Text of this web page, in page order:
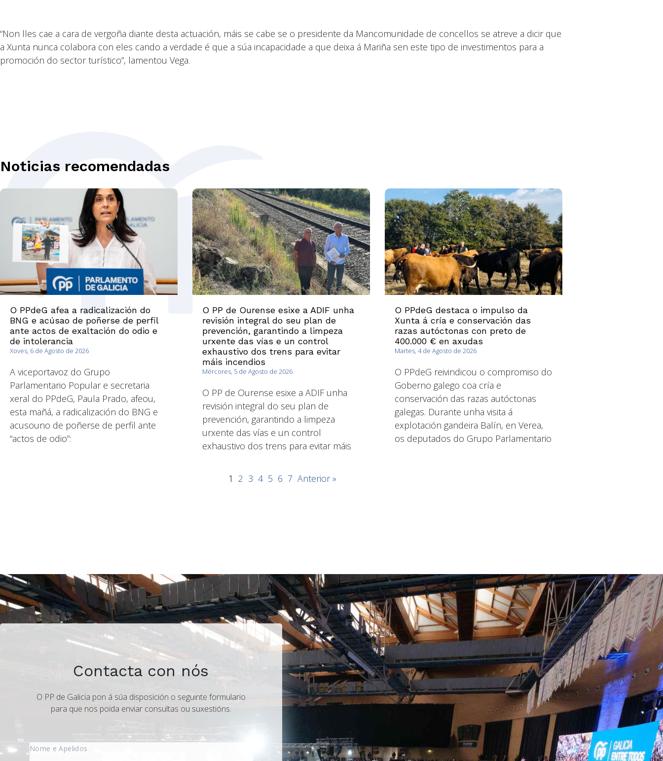
“Non lles cae a cara de vergoña diante desta actuación, máis se cabe se o presidente da Mancomunidade de concellos se atreve a dicir que
a Xunta nunca colabora con eles cando a verdade é que a súa incapacidade a que deixa á Mariña sen este tipo de investimentos para a
promoción do sector turístico”, lamentou Vega.
Noticias recomendadas
O PPdeG afea a radicalización do
BNG e acúsao de poñerse de perfil
ante actos de exaltación do odio e
de intolerancia
Xoves, 6 de Agosto de 2026
A viceportavoz do Grupo
Parlamentario Popular e secretaria
xeral do PPdeG, Paula Prado, afeou,
esta mañá, a radicalización do BNG e
acusouno de poñerse de perfil ante
“actos de odio”:
O PP de Ourense esixe a ADIF unha
revisión integral do seu plan de
prevención, garantindo a limpeza
urxente das vías e un control
exhaustivo dos trens para evitar
máis incendios
Mércores, 5 de Agosto de 2026
O PP de Ourense esixe a ADIF unha
revisión integral do seu plan de
prevención, garantindo a limpeza
urxente das vías e un control
exhaustivo dos trens para evitar máis
O PPdeG destaca o impulso da
Xunta á cría e conservación das
razas autóctonas con preto de
400.000 € en axudas
Martes, 4 de Agosto de 2026
O PPdeG reivindicou o compromiso do
Goberno galego coa cría e
conservación das razas autóctonas
galegas. Durante unha visita á
explotación gandeira Balín, en Verea,
os deputados do Grupo Parlamentario
1 2 3 4 5 6 7 Anterior »
Contacta con nós
O PP de Galicia pon á súa disposición o seguinte formulario
para que nos poida enviar consultas ou suxestións.